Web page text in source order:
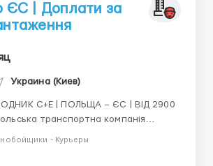
ЄС | Доплати за
Украина (Киев)
C+E | ПОЛЬЩА – ЄС | ВІД 2900
Польща
- Курьеры